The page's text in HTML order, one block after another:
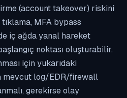
(account takeover) riskini
MFA bypass
iç ağda yanal hareket
noktası oluşturabilir.
için yukarıdaki
mevcut log/EDR/firewall
gerekirse olay